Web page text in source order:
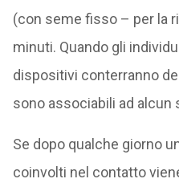
(con seme fisso – per la
minuti. Quando gli
dispositivi conterranno
sono associabili ad alcun
Se dopo qualche giorno
coinvolti nel contatto